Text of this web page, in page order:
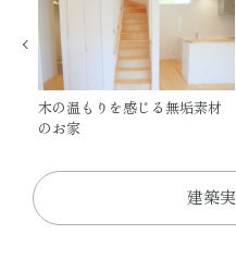
木の温もりを感じる無垢素材
のお家
建築